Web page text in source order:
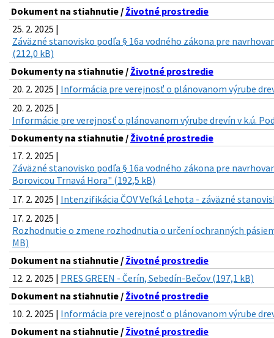
Dokument na stiahnutie / Životné prostredie
25. 2. 2025 |
Záväzné stanovisko podľa § 16a vodného zákona pre
(212,0 kB)
Dokumenty na stiahnutie / Životné prostredie
20. 2. 2025 | Informácia pre verejnosť o plánovanom výrube
20. 2. 2025 |
Informácie pre verejnosť o plánovanom výrube drevín v k.ú.
Dokumenty na stiahnutie / Životné prostredie
17. 2. 2025 |
Záväzné stanovisko podľa § 16a vodného zákona pre
Borovicou Trnavá Hora" (192,5 kB)
17. 2. 2025 | Intenzifikácia ČOV Veľká Lehota - záväzné
17. 2. 2025 |
Rozhodnutie o zmene rozhodnutia o určení ochranných
MB)
Dokument na stiahnutie / Životné prostredie
12. 2. 2025 | PRES GREEN - Čerín, Sebedín-Bečov (197,1 kB)
Dokument na stiahnutie / Životné prostredie
10. 2. 2025 | Informácia pre verejnosť o plánovanom výrube
Dokument na stiahnutie / Životné prostredie